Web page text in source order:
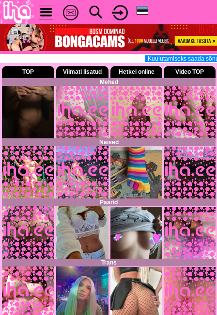
Kuulutamiseks saada
TOP
Viimati lisatud Hetkel online
Video TOP
Mehed
Naised
Paarid
Trans